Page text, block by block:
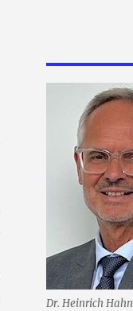
Dr. Heinrich Hahn